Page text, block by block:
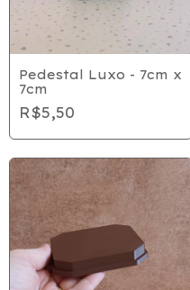
Pedestal Luxo - 7cm x
7cm
R$5,50